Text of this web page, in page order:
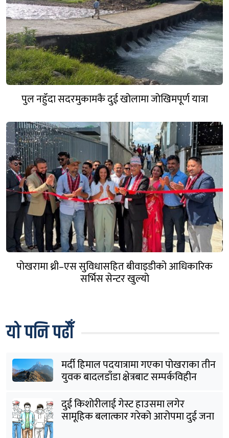
पुल नहुँदा सदरमुकामकै दुई खोलामा जोखिमपूर्ण यात्रा
पोखरामा थ्री–एस सुविधासहित बीवाइडीको आधिकारिक
सर्भिस सेन्टर खुल्यो
यो पनि पढौँ
मर्दी हिमाल पदयात्रामा गएका पोखराका तीन
युवक बादलडाँडा क्षेत्रबाट सम्पर्कविहीन
दुई किशोरीलाई गेस्ट हाउसमा लगेर
सामूहिक बलात्कार गरेको आरोपमा दुई जना
पक्राउ